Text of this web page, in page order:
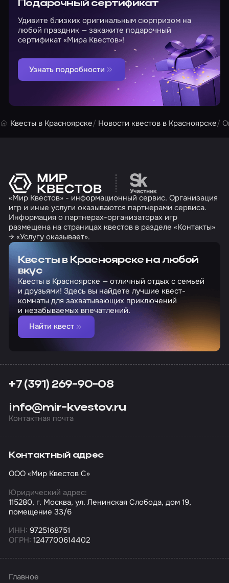
Подарочный сертификат
Удивите близких оригинальным сюрпризом на
любой праздник — закажите подарочный
сертификат «Мира Квестов»!
Узнать подробности
Квесты в Красноярске Новости квестов в Красноярске
Перейти на сайт
«Мир Квестов» - информационный сервис. Организация
игр и иные услуги оказываются партнерами сервиса.
Информация о партнерах-организаторах игр
размещена на страницах квестов в разделе «Контакты»
→ «Услугу оказывает».
Квесты в Красноярске на любой
вкус
Квесты в Красноярске — отличный отдых с семьей
и друзьями! Здесь вы найдете лучшие квест-
комнаты для захватывающих приключений
и незабываемых впечатлений.
Найти квест
+7 (391) 269-90-08
info@mir-kvestov.ru
Контактная почта
Контактный адрес
ООО «Мир Квестов С»
Юридический адрес:
115280, г. Москва, ул. Ленинская Слобода, дом 19,
помещение 33/6
ИНН: 9725168751
ОГРН: 1247700614402
Главное